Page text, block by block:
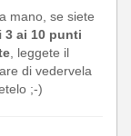
mano, se siete
3 ai 10 punti
, leggete il
di vedervela
;-)